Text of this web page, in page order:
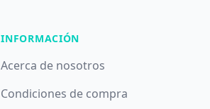
INFORMACIÓN
Acerca de nosotros
Condiciones de compra